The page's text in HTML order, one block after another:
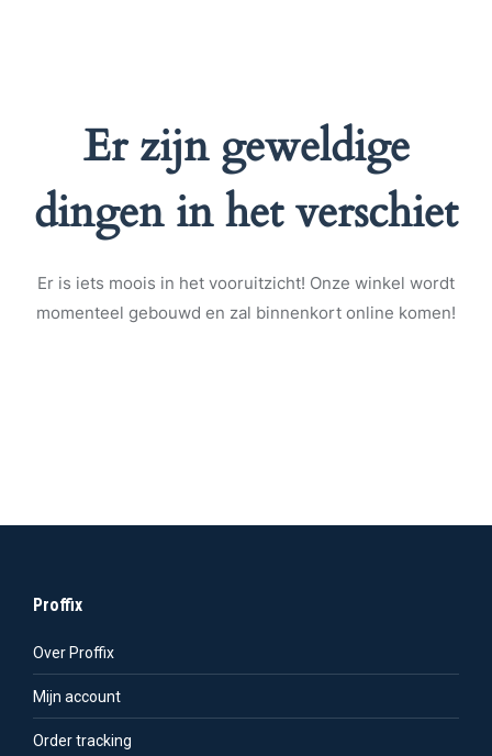
Er zijn geweldige
dingen in het verschiet
Er is iets moois in het vooruitzicht! Onze winkel wordt
momenteel gebouwd en zal binnenkort online komen!
Proffix
Over Proffix
Mijn account
Order tracking